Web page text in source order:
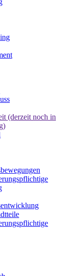
(derzeit noch in